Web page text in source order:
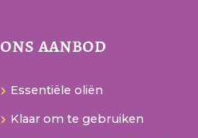
ons aanbod
Essentiële oliën
Klaar om te gebruiken